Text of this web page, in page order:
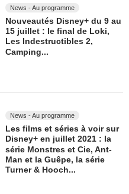
News - Au programme
Nouveautés Disney+ du 9 au
15 juillet : le final de Loki,
Les Indestructibles 2,
Camping...
News - Au programme
Les films et séries à voir sur
Disney+ en juillet 2021 : la
série Monstres et Cie, Ant-
Man et la Guêpe, la série
Turner & Hooch...